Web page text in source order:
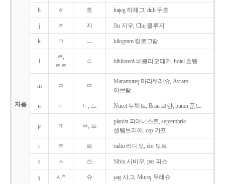
자음
h ㅎ 흐 haţeg 하체그, duh 두흐
j ㅈ 지 Jiu 지우, Cluj 클루지
k ㅋ ㅡ kilogram 킬로그람
l
ㄹ,
ㄹㄹ
ㄹ bibliotecǎ 비블리오테커, hotel 호텔
m ㅁ ㅁ
Maramureş 마라무레슈, Avram
아브람
n ㄴ ㄴ, 느 Nucet 누체트, Bran 브란, pumn 품느
p ㅍ ㅂ, 프
pianist 피아니스트, septembrie
셉템브리에, cap 카프
r ㄹ 르 radio 라디오, dor 도르
s ㅅ 스 Sibiu 시비우, pas 파스
ş 시* 슈 şag 샤그, Mureş 무레슈